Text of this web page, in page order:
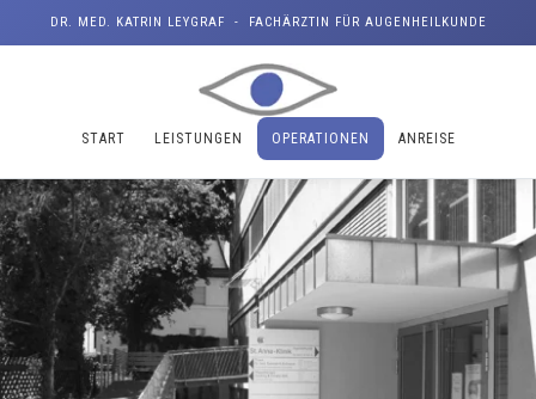
DR. MED. KATRIN LEYGRAF - FACHÄRZTIN FÜR AUGENHEILKUNDE
START LEISTUNGEN OPERATIONEN ANREISE